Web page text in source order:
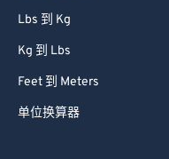
Lbs 到 Kg
Kg 到 Lbs
Feet 到 Meters
单位换算器